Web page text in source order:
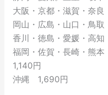
大阪・京都・滋賀・奈
岡山・広島・山口・鳥
香川・徳島・愛媛・高
福岡・佐賀・長崎・熊
1,140円
沖縄 1,690円